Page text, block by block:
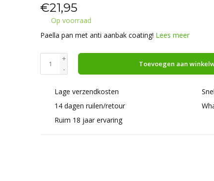
€21,95
Op voorraad
Paella pan met anti aanbak coating! Lees meer
+
-
Toevoegen aan
Lage verzendkosten
14 dagen ruilen/retour
Ruim 18 jaar ervaring